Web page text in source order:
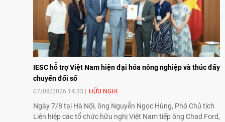
IESC hỗ trợ Việt Nam hiện đại hóa nông nghiệp và thúc đẩy
chuyển đổi số
07/08/2026 14:33 HỮU NGHỊ
Ngày 7/8 tại Hà Nội, ông Nguyễn Ngọc Hùng, Phó Chủ tịch
Liên hiệp các tổ chức hữu nghị Việt Nam tiếp ông Chad Ford,